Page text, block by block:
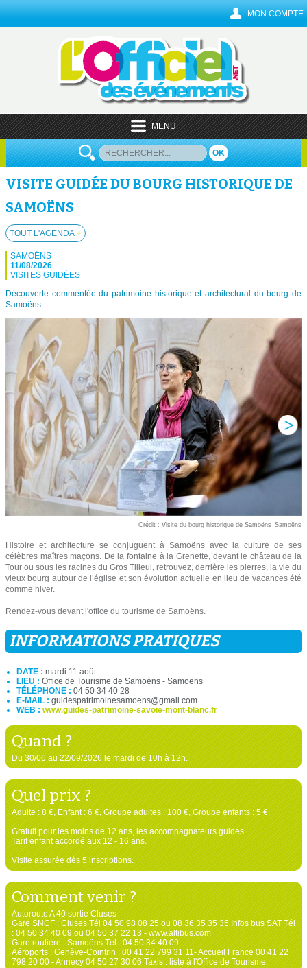
MON COMPTE
MENU
OK
VISITE GUIDÉE DU BOURG HISTORIQUE DE
SAMOËNS
TOUT L'AGENDA +
SAMOËNS
11/08/2026
VISITES GUIDÉES
Découverte commentée du patrimoine historique et architectural du bourg de
Samoëns.
Crédit : Visite du bourg historique de Samoëns_Samoëns
Histoire et architecture se conjuguent à Samoëns avec la culture de ses
célèbres maîtres maçons. De la fontaine à la Grenette, devant le château de la
Tour ou sous les racines du Gros Tilleul, retrouvez, derrière les pierres, la vie du
vieux bourg autour de l’église et son évolution actuelle en lieu de vacances été
comme hiver.
Rendez-vous devant l'office du tourisme de Samoëns.
INFORMATIONS PRATIQUES
DATE : mardi 11 août
LIEU : Office de Tourisme de Samoëns - Samoëns
TÉLÉPHONE : 04 50 34 40 28
E-MAIL : guidespatrimoinesamoens@gmail.com
WEB : www.guides-patrimoine-savoie-mont-blanc.fr
Quand ?
Du 30/06 au 22/09/2026 le mardi de 10h à 12h.
Quel prix ?
Adulte : 8 €, Enfant : 6 €, Groupe adultes : 100 €, Groupe enfants : 5 €.
Gratuit pour les moins de 12 ans, les accompagnateurs guides.
Tarif enfant accordé aux 12 - 16 ans.
Visite assurée dès 5 inscriptions.
Comment venir ?
Autoroute A 40 sortie Cluses
Gare SNCF : Cluses Tél 04 50 98 08 25 ou 08 36 35 35 35 Infos bus SAT Tél
: 04 50 34 40 09 ou 04 50 37 22 13 - www.altibus.com
Gare routière : Samoëns Tél : 04 50 34 40 09
Aéroports : Genève-Cointrin : 00 41 22 799 31 11- Accueil France 00 41 22
798 20 00 - Annecy 04 50 27 30 06 Taxis : liste à l'Office de Tourisme.